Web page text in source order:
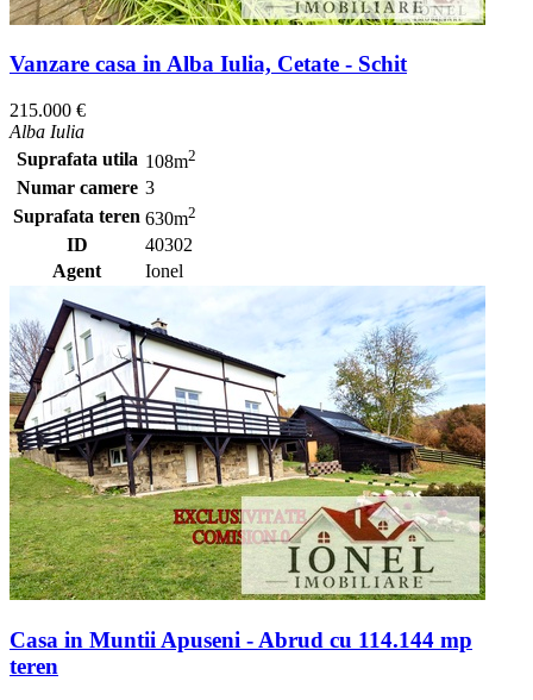
Vanzare casa in Alba Iulia, Cetate - Schit
215.000 €
Alba Iulia
Suprafata utila 108m2
Numar camere 3
Suprafata teren 630m2
ID
40302
Agent
Ionel
Casa in Muntii Apuseni - Abrud cu 114.144 mp
teren